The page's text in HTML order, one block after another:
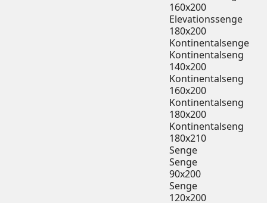
160x200
Elevationssenge
180x200
Kontinentalsenge
Kontinentalseng
140x200
Kontinentalseng
160x200
Kontinentalseng
180x200
Kontinentalseng
180x210
Senge
Senge
90x200
Senge
120x200